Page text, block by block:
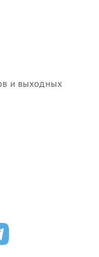
и выходных